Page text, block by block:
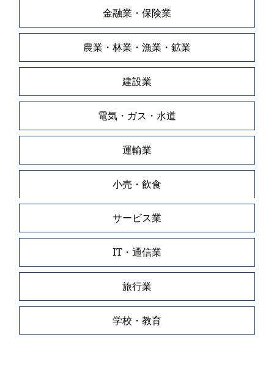
金融業・保険業
農業・林業・漁業・鉱業
建設業
電気・ガス・水道
運輸業
小売・飲食
サービス業
IT・通信業
旅行業
学校・教育